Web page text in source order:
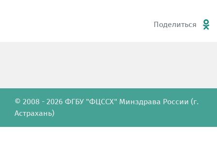
Поделиться
© 2008 - 2026 ФГБУ "ФЦССХ" Минздрава России (г.
Астрахань)